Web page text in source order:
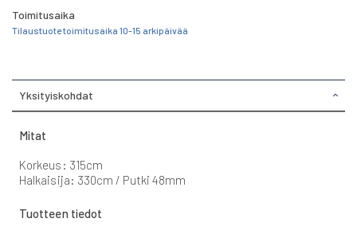
Toimitusaika
Tilaustuote toimitusaika 10-15 arkipäivää
Yksityiskohdat
Mitat
Korkeus: 315cm
Halkaisija: 330cm / Putki 48mm
Tuotteen tiedot